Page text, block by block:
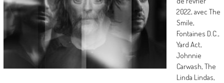
2022, avec The
Smile,
Fontaines D.C.,
Yard Act,
Johnnie
Carwash, The
Linda Lindas,